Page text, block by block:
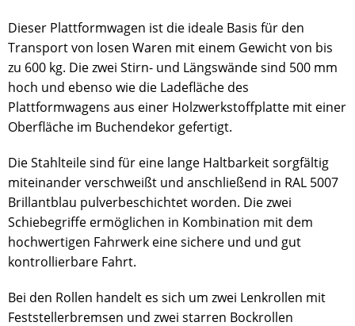
Dieser Plattformwagen ist die ideale Basis für den
Transport von losen Waren mit einem Gewicht von bis
zu 600 kg. Die zwei Stirn- und Längswände sind 500 mm
hoch und ebenso wie die Ladefläche des
Plattformwagens aus einer Holzwerkstoffplatte mit einer
Oberfläche im Buchendekor gefertigt.
Die Stahlteile sind für eine lange Haltbarkeit sorgfältig
miteinander verschweißt und anschließend in RAL 5007
Brillantblau pulverbeschichtet worden. Die zwei
Schiebegriffe ermöglichen in Kombination mit dem
hochwertigen Fahrwerk eine sichere und und gut
kontrollierbare Fahrt.
Bei den Rollen handelt es sich um zwei Lenkrollen mit
Feststellerbremsen und zwei starren Bockrollen